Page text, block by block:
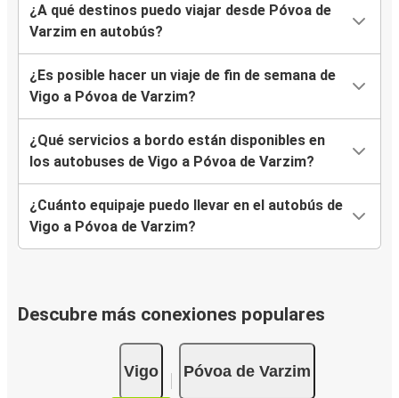
¿A qué destinos puedo viajar desde Póvoa de
Varzim en autobús?
¿Es posible hacer un viaje de fin de semana de
Vigo a Póvoa de Varzim?
¿Qué servicios a bordo están disponibles en
los autobuses de Vigo a Póvoa de Varzim?
¿Cuánto equipaje puedo llevar en el autobús de
Vigo a Póvoa de Varzim?
Descubre más conexiones populares
Vigo Póvoa de Varzim